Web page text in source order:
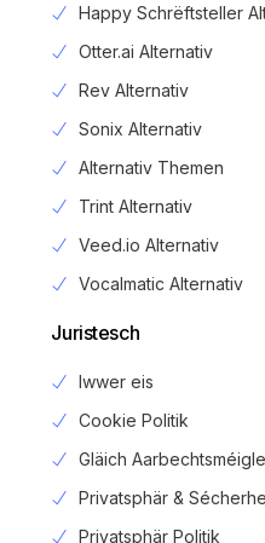
Happy Schrëftsteller
Otter.ai Alternativ
Rev Alternativ
Sonix Alternativ
Alternativ Themen
Trint Alternativ
Veed.io Alternativ
Vocalmatic Alternativ
Juristesch
Iwwer eis
Cookie Politik
Gläich
Privatsphär &
Privatsphär Politik